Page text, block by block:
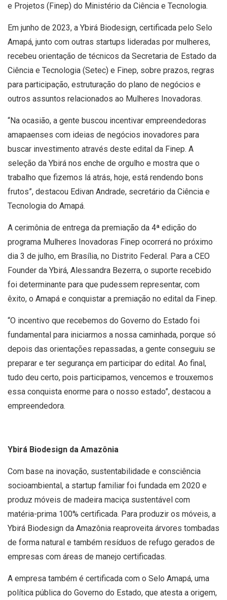
e Projetos (Finep) do Ministério da Ciência e Tecnologia.
Em junho de 2023, a Ybirá Biodesign, certificada pelo Selo
Amapá, junto com outras startups lideradas por mulheres,
recebeu orientação de técnicos da Secretaria de Estado da
Ciência e Tecnologia (Setec) e Finep, sobre prazos, regras
para participação, estruturação do plano de negócios e
outros assuntos relacionados ao Mulheres Inovadoras.
“Na ocasião, a gente buscou incentivar empreendedoras
amapaenses com ideias de negócios inovadores para
buscar investimento através deste edital da Finep. A
seleção da Ybirá nos enche de orgulho e mostra que o
trabalho que fizemos lá atrás, hoje, está rendendo bons
frutos”, destacou Edivan Andrade, secretário da Ciência e
Tecnologia do Amapá.
A cerimônia de entrega da premiação da 4ª edição do
programa Mulheres Inovadoras Finep ocorrerá no próximo
dia 3 de julho, em Brasília, no Distrito Federal. Para a CEO
Founder da Ybirá, Alessandra Bezerra, o suporte recebido
foi determinante para que pudessem representar, com
êxito, o Amapá e conquistar a premiação no edital da Finep.
“O incentivo que recebemos do Governo do Estado foi
fundamental para iniciarmos a nossa caminhada, porque só
depois das orientações repassadas, a gente conseguiu se
preparar e ter segurança em participar do edital. Ao final,
tudo deu certo, pois participamos, vencemos e trouxemos
essa conquista enorme para o nosso estado”, destacou a
empreendedora.
Ybirá Biodesign da Amazônia
Com base na inovação, sustentabilidade e consciência
socioambiental, a startup familiar foi fundada em 2020 e
produz móveis de madeira maciça sustentável com
matéria-prima 100% certificada. Para produzir os móveis, a
Ybirá Biodesign da Amazônia reaproveita árvores tombadas
de forma natural e também resíduos de refugo gerados de
empresas com áreas de manejo certificadas.
A empresa também é certificada com o Selo Amapá, uma
política pública do Governo do Estado, que atesta a origem,